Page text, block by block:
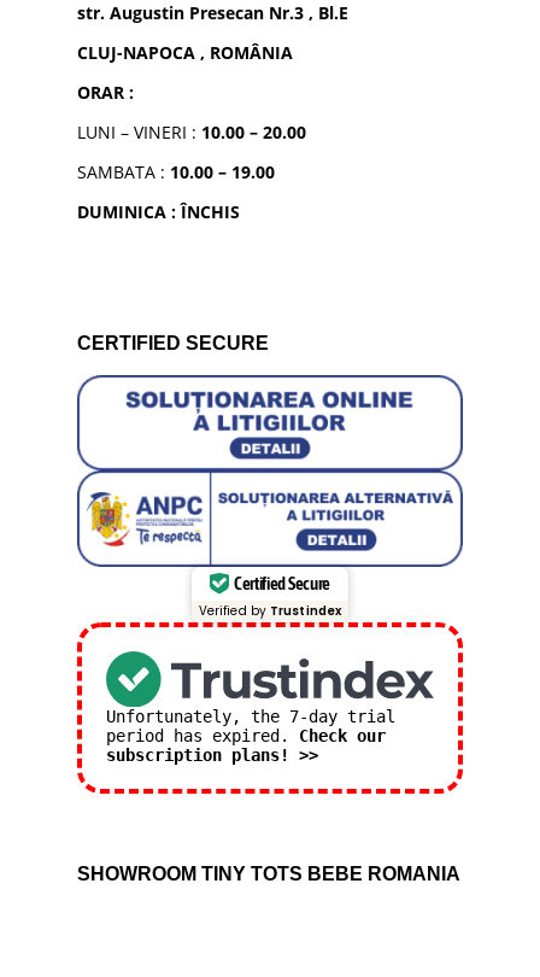
str. Augustin Presecan Nr.3 , Bl.E
CLUJ-NAPOCA , ROMÂNIA
ORAR :
LUNI – VINERI : 10.00 – 20.00
SAMBATA : 10.00 – 19.00
DUMINICA : ÎNCHIS
CERTIFIED SECURE
Certified Secure
Verified by Trustindex
Unfortunately, the 7-day trial
period has expired. Check our
subscription plans! >>
SHOWROOM TINY TOTS BEBE ROMANIA